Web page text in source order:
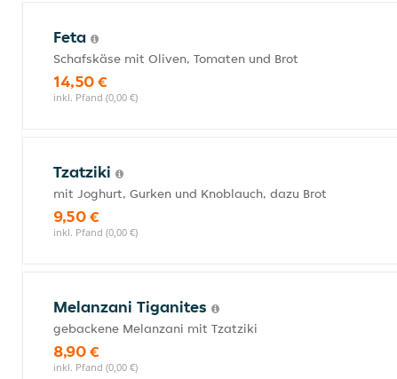
Feta
Schafskäse mit Oliven, Tomaten und Brot
14,50 €
inkl. Pfand (0,00 €)
Tzatziki
mit Joghurt, Gurken und Knoblauch, dazu Brot
9,50 €
inkl. Pfand (0,00 €)
Melanzani Tiganites
gebackene Melanzani mit Tzatziki
8,90 €
inkl. Pfand (0,00 €)